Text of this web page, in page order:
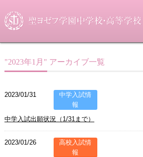
"2023年1月" アーカイブ一覧
2023/01/31
中学入試情
報
中学入試出願状況（1/31まで）
2023/01/26
高校入試情
報